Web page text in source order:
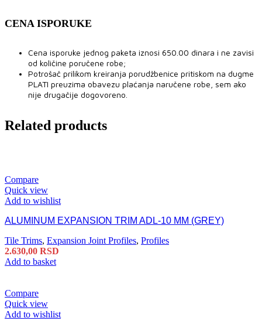
CENA ISPORUKE
Cena isporuke jednog paketa iznosi 650.00 dinara i ne zavisi
od količine poručene robe;
Potrošač prilikom kreiranja porudžbenice pritiskom na dugme
PLATI preuzima obavezu plaćanja naručene robe, sem ako
nije drugačije dogovoreno.
Related products
Compare
Quick view
Add to wishlist
ALUMINUM EXPANSION TRIM ADL-10 MM (GREY)
Tile Trims, Expansion Joint Profiles, Profiles
2.630,00 RSD
Add to basket
Compare
Quick view
Add to wishlist